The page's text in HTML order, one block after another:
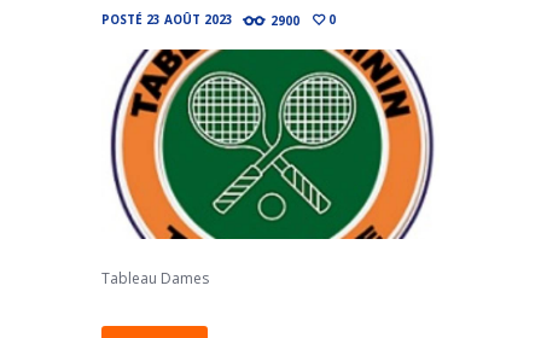
POSTÉ 23 AOÛT 2023 2900 0
Tableau Dames